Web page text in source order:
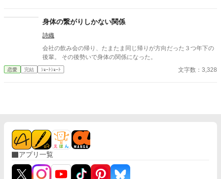
身体の繋がりしかない関係
詩織
会社の飲み会の帰り、たまたま同じ帰りが方向だった３つ年下の
後輩。 その後勢いで身体の関係になった。
恋愛 完結 ｼｮｰﾄｼｮｰﾄ 文字数：3,328
アプリ一覧